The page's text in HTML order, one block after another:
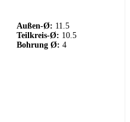
Außen-Ø: 11.5
Teilkreis-Ø: 10.5
Bohrung Ø: 4